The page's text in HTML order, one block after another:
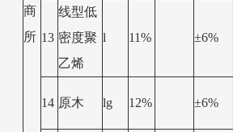
商
所 13
线型低
密度聚
乙烯
l 11% ±6%
14 原木 lg 12% ±6%